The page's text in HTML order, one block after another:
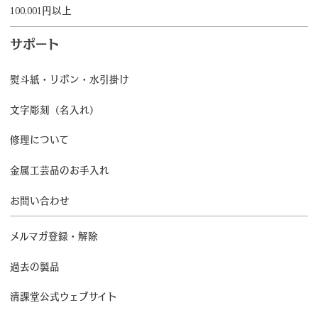
100,001円以上
サポート
熨斗紙・リボン・水引掛け
文字彫刻（名入れ）
修理について
金属工芸品のお手入れ
お問い合わせ
メルマガ登録・解除
過去の製品
清課堂公式ウェブサイト